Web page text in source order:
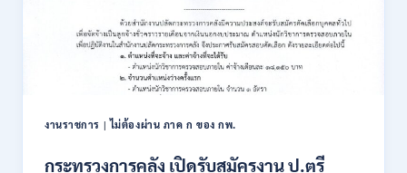
สอบ
แข่งขัน
เพื่อ
บรรจุ
เป็น
44
/
งานราชการ |ไม่ต้องผ่าน ภาค ก ของ กพ.
กระทรวงการคลัง เปิดรับสมัครงาน ป.ตรี